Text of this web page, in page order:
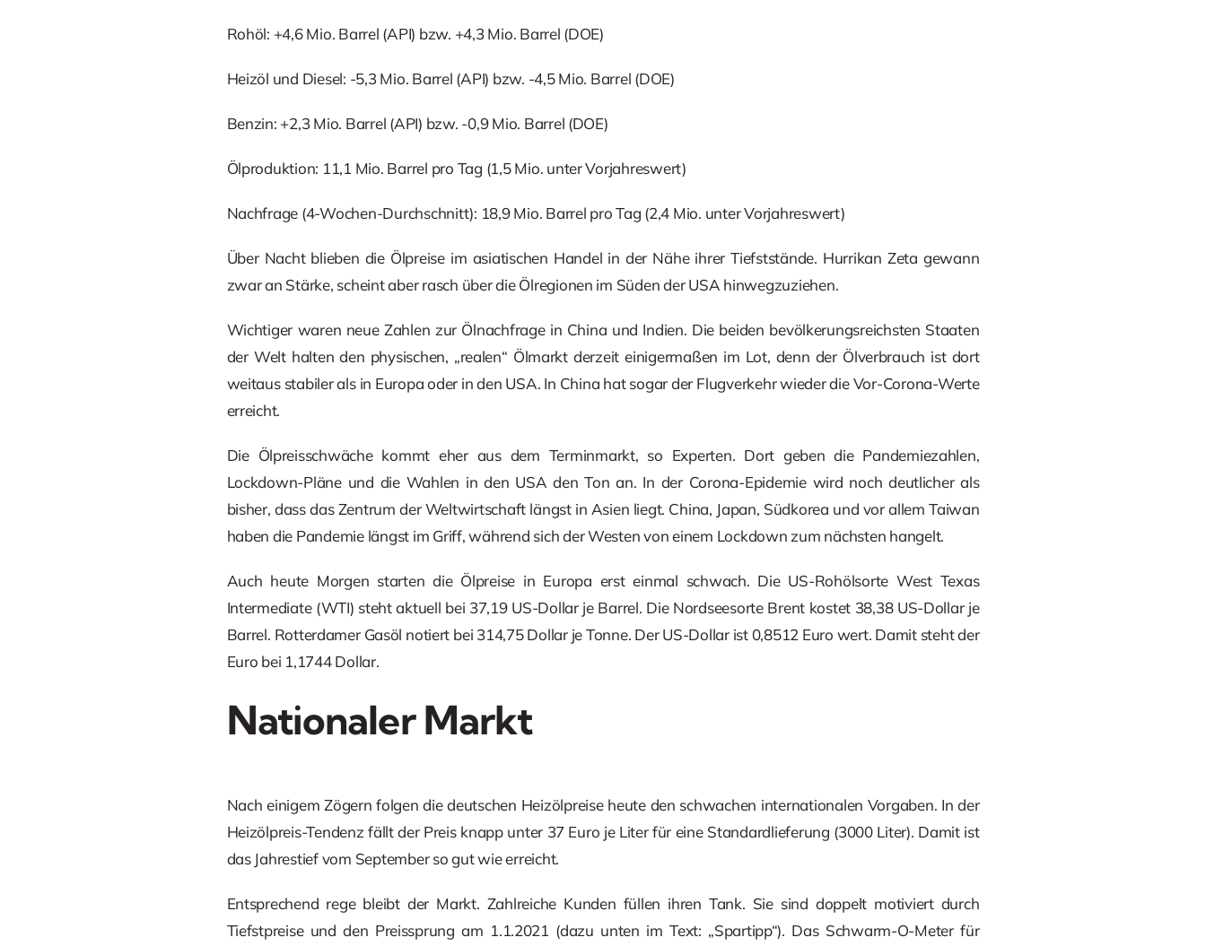
Rohöl: +4,6 Mio. Barrel (API) bzw. +4,3 Mio. Barrel (DOE)
Heizöl und Diesel: -5,3 Mio. Barrel (API) bzw. -4,5 Mio. Barrel (DOE)
Benzin: +2,3 Mio. Barrel (API) bzw. -0,9 Mio. Barrel (DOE)
Ölproduktion: 11,1 Mio. Barrel pro Tag (1,5 Mio. unter Vorjahreswert)
Nachfrage (4-Wochen-Durchschnitt): 18,9 Mio. Barrel pro Tag (2,4 Mio. unter Vorjahreswert)
Über Nacht blieben die Ölpreise im asiatischen Handel in der Nähe ihrer Tiefststände. Hurrikan Zeta gewann
zwar an Stärke, scheint aber rasch über die Ölregionen im Süden der USA hinwegzuziehen.
Wichtiger waren neue Zahlen zur Ölnachfrage in China und Indien. Die beiden bevölkerungsreichsten Staaten
der Welt halten den physischen, „realen“ Ölmarkt derzeit einigermaßen im Lot, denn der Ölverbrauch ist dort
weitaus stabiler als in Europa oder in den USA. In China hat sogar der Flugverkehr wieder die Vor-Corona-Werte
erreicht.
Die Ölpreisschwäche kommt eher aus dem Terminmarkt, so Experten. Dort geben die Pandemiezahlen,
Lockdown-Pläne und die Wahlen in den USA den Ton an. In der Corona-Epidemie wird noch deutlicher als
bisher, dass das Zentrum der Weltwirtschaft längst in Asien liegt. China, Japan, Südkorea und vor allem Taiwan
haben die Pandemie längst im Griff, während sich der Westen von einem Lockdown zum nächsten hangelt.
Auch heute Morgen starten die Ölpreise in Europa erst einmal schwach. Die US-Rohölsorte West Texas
Intermediate (WTI) steht aktuell bei 37,19 US-Dollar je Barrel. Die Nordseesorte Brent kostet 38,38 US-Dollar je
Barrel. Rotterdamer Gasöl notiert bei 314,75 Dollar je Tonne. Der US-Dollar ist 0,8512 Euro wert. Damit steht der
Euro bei 1,1744 Dollar.
Nationaler Markt
Nach einigem Zögern folgen die deutschen Heizölpreise heute den schwachen internationalen Vorgaben. In der
Heizölpreis-Tendenz fällt der Preis knapp unter 37 Euro je Liter für eine Standardlieferung (3000 Liter). Damit ist
das Jahrestief vom September so gut wie erreicht.
Entsprechend rege bleibt der Markt. Zahlreiche Kunden füllen ihren Tank. Sie sind doppelt motiviert durch
Tiefstpreise und den Preissprung am 1.1.2021 (dazu unten im Text: „Spartipp“). Das Schwarm-O-Meter für